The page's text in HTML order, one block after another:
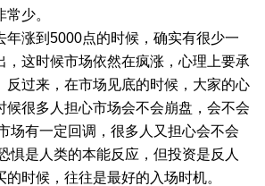
少。
年涨到5000点的时候，确实有很少一
，这时候市场依然在疯涨，心理上要承
反过来，在市场见底的时候，大家的心
候很多人担心市场会不会崩盘，会不会
场有一定回调，很多人又担心会不会
惧是人类的本能反应，但投资是反人
时候，往往是最好的入场时机。